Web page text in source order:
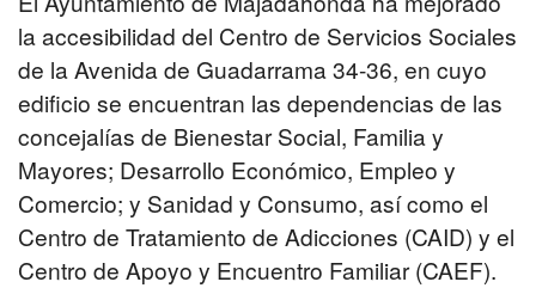
la accesibilidad del Centro de Servicios Sociales
de la Avenida de Guadarrama 34-36, en cuyo
edificio se encuentran las dependencias de las
concejalías de Bienestar Social, Familia y
Mayores; Desarrollo Económico, Empleo y
Comercio; y Sanidad y Consumo, así como el
Centro de Tratamiento de Adicciones (CAID) y el
Centro de Apoyo y Encuentro Familiar (CAEF).